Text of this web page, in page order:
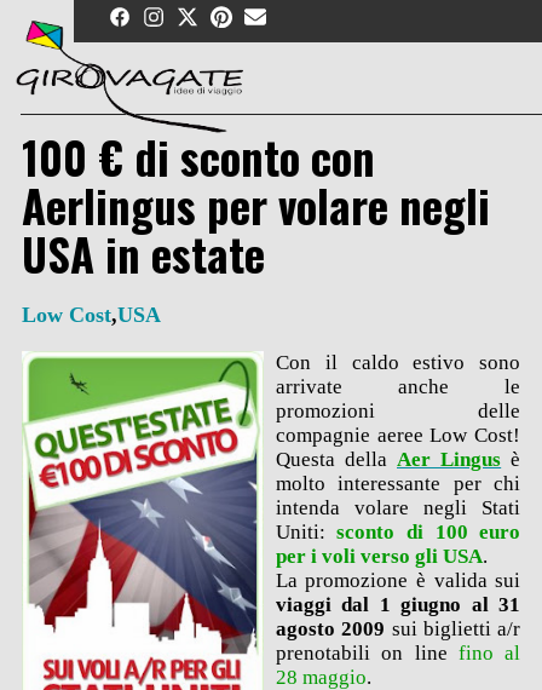
content
100 € di sconto con
Aerlingus per volare negli
USA in estate
Low Cost,USA
Con il caldo estivo sono
arrivate anche le
promozioni delle
compagnie aeree Low Cost!
Questa della Aer Lingus è
molto interessante per chi
intenda volare negli Stati
Uniti:sconto di 100 euro
per i voli verso gli USA.
La promozione è valida sui
viaggi dal 1 giugno al 31
agosto 2009 sui biglietti a/r
prenotabili on line fino al
28 maggio.